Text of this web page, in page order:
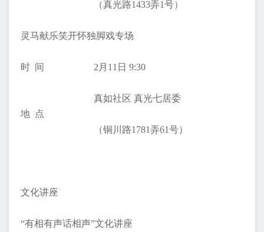
（真光路1433弄1号）
灵马献乐笑开怀独脚戏专场
时 间 2月11日 9:30
地 点
真如社区 真光七居委
（铜川路1781弄61号）
文化讲座
“有相有声话相声”文化讲座